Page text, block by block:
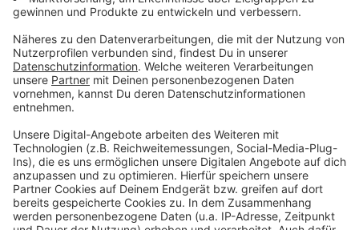
Beantworten von Nachrichten und Hausaufgaben,
konzentrieren und ihre schulische Laufbahn erfolgreich
zu gestalten.
Anzeige
©picture alliance/dpa | Jens Penschek
Smartphones können süchtig machen und die
Entwicklung eines gesunden Selbstwertgefühls
stören. Der Verein "Smarter Start" fordert daher eine